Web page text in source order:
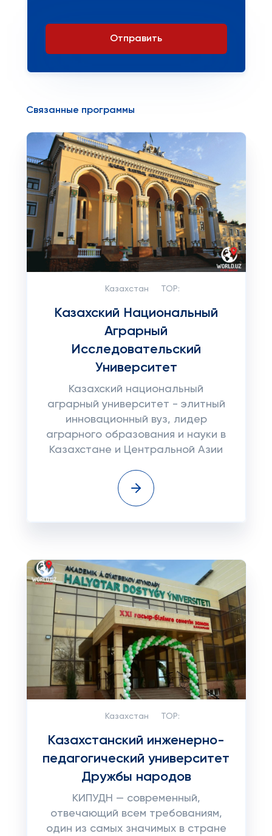
Отправить
Связанные программы
Казахстан TOP:
Казахский Национальный
Аграрный
Исследовательский
Университет
Казахский национальный
аграрный университет - элитный
инновационный вуз, лидер
аграрного образования и науки в
Казахстане и Центральной Азии
Казахстан TOP:
Казахстанский инженерно-
педагогический университет
Дружбы народов
КИПУДН — современный,
отвечающий всем требованиям,
один из самых значимых в стране